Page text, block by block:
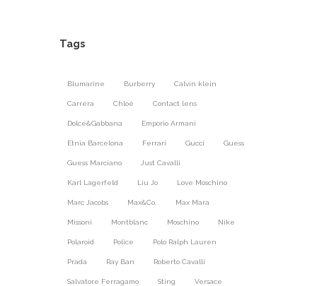
Tags
Blumarine Burberry Calvin klein
Carrera Chloé Contact lens
Dolce&Gabbana Emporio Armani
Etnia Barcelona Ferrari Gucci Guess
Guess Marciano Just Cavalli
Karl Lagerfeld Liu Jo Love Moschino
Marc Jacobs Max&Co. Max Mara
Missoni Montblanc Moschino Nike
Polaroid Police Polo Ralph Lauren
Prada Ray Ban Roberto Cavalli
Salvatore Ferragamo Sting Versace